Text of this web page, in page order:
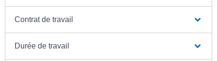
Contrat de travail
Durée de travail